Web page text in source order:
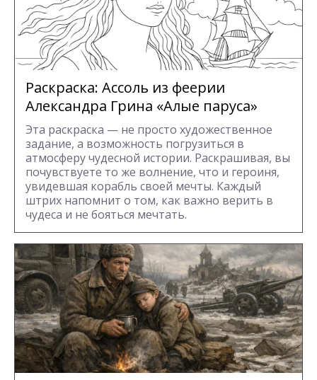
Раскраска: Ассоль из феерии
Александра Грина «Алые паруса»
Эта раскраска — не просто художественное
задание, а возможность погрузиться в
атмосферу чудесной истории. Раскрашивая, вы
почувствуете то же волнение, что и героиня,
увидевшая корабль своей мечты. Каждый
штрих напомнит о том, как важно верить в
чудеса и не бояться мечтать.